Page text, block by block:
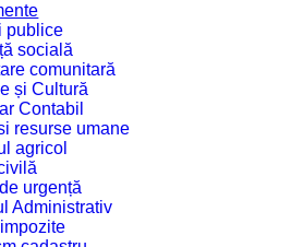
publice
socială
comunitară
și Cultură
Contabil
resurse umane
agricol
urgență
Administrativ